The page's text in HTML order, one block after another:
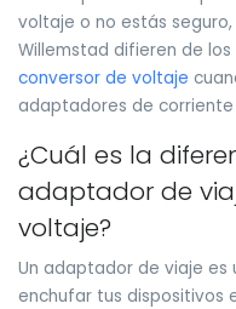
voltaje o no estás
Willemstad difieren de
conversor de voltaje
adaptadores de corriente
¿Cuál es la
adaptador de
voltaje?
Un adaptador de viaje
enchufar tus dispositivos